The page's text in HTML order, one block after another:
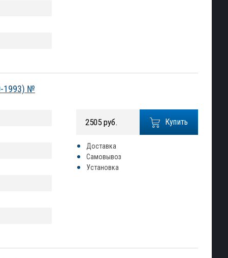
1993) №
Купить
2505 руб.
Доставка
Самовывоз
Установка